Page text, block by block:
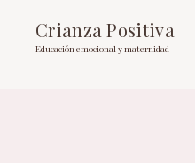
Crianza Positiva
Educación emocional y maternidad